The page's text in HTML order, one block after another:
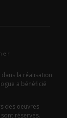
la réalisation
a bénéficié
des oeuvres
réservés.